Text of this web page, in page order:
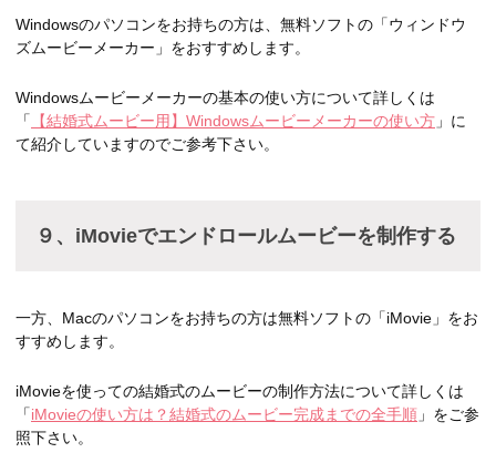
Windowsのパソコンをお持ちの方は、無料ソフトの「ウィンドウ
ズムービーメーカー」をおすすめします。
Windowsムービーメーカーの基本の使い方について詳しくは
「
【結婚式ムービー用】Windowsムービーメーカーの使い方 」に
て紹介していますのでご参考下さい。
９、iMovieでエンドロールムービーを制作する
一方、Macのパソコンをお持ちの方は無料ソフトの「iMovie」をお
すすめします。
iMovieを使っての結婚式のムービーの制作方法について詳しくは
「iMovieの使い方は？結婚式のムービー完成までの全手順 」をご参
照下さい。